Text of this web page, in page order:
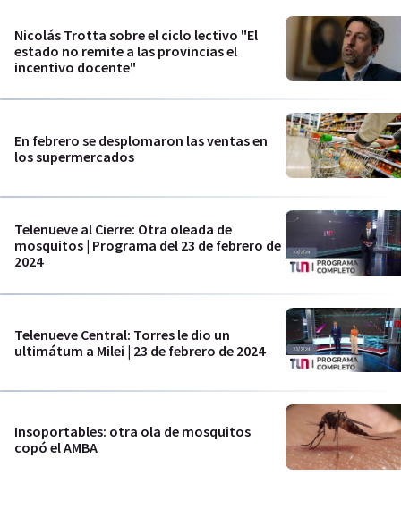
Nicolás Trotta sobre el ciclo lectivo "El
estado no remite a las provincias el
incentivo docente"
En febrero se desplomaron las ventas en
los supermercados
Telenueve al Cierre: Otra oleada de
mosquitos | Programa del 23 de febrero de
2024
Telenueve Central: Torres le dio un
ultimátum a Milei | 23 de febrero de 2024
Insoportables: otra ola de mosquitos
copó el AMBA